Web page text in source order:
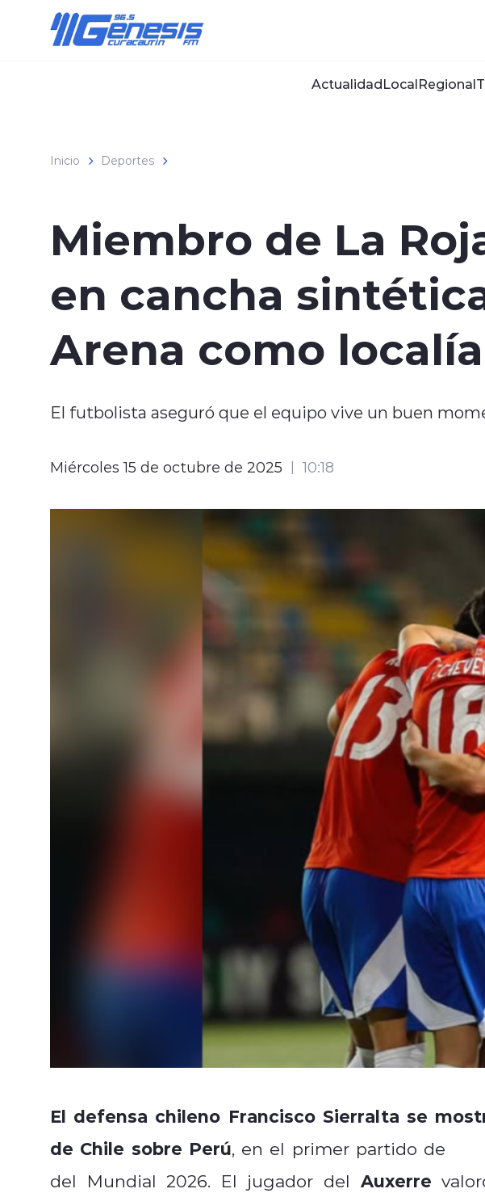
ActualidadLocalRegional
Inicio Deportes
Miembro de La
en cancha
Arena como localía
El futbolista aseguró que el equipo vive un buen
Miércoles 15 de octubre de 2025 10:18
El defensa chileno Francisco Sierralta se
de Chile sobre Perú, en el primer partido de
del Mundial 2026. El jugador del Auxerre